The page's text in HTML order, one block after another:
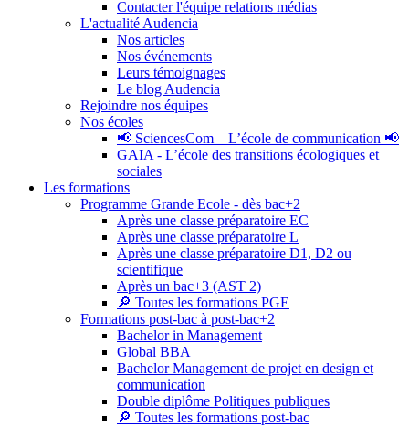
Contacter l'équipe relations médias
L'actualité Audencia
Nos articles
Nos événements
Leurs témoignages
Le blog Audencia
Rejoindre nos équipes
Nos écoles
📢 SciencesCom – L’école de communication 📢
GAIA - L’école des transitions écologiques et
sociales
Les formations
Programme Grande Ecole - dès bac+2
Après une classe préparatoire EC
Après une classe préparatoire L
Après une classe préparatoire D1, D2 ou
scientifique
Après un bac+3 (AST 2)
🔎 Toutes les formations PGE
Formations post-bac à post-bac+2
Bachelor in Management
Global BBA
Bachelor Management de projet en design et
communication
Double diplôme Politiques publiques
🔎 Toutes les formations post-bac